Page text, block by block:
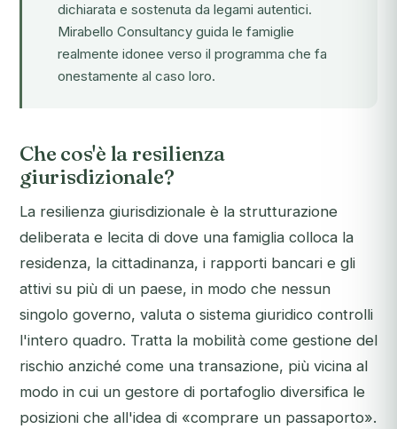
dichiarata e sostenuta da legami autentici.
Mirabello Consultancy guida le famiglie
realmente idonee verso il programma che fa
onestamente al caso loro.
Che cos'è la resilienza
giurisdizionale?
La resilienza giurisdizionale è la strutturazione
deliberata e lecita di dove una famiglia colloca la
residenza, la cittadinanza, i rapporti bancari e gli
attivi su più di un paese, in modo che nessun
singolo governo, valuta o sistema giuridico controlli
l'intero quadro. Tratta la mobilità come gestione del
rischio anziché come una transazione, più vicina al
modo in cui un gestore di portafoglio diversifica le
posizioni che all'idea di «comprare un passaporto».